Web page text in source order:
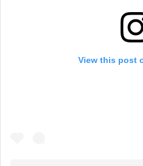
View this post